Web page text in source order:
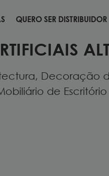
QUERO SER DISTRIBUIDOR
QUERO SER DISTRIBUIDOR
Decoração
de Escritório